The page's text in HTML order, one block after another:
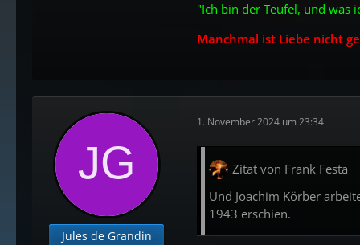
"Ich bin der Teufel, und was
Manchmal ist Liebe nicht
Jules de Grandin
1. November 2024 um 23:34
Zitat von Frank Festa
Und Joachim Körber
1943 erschien.